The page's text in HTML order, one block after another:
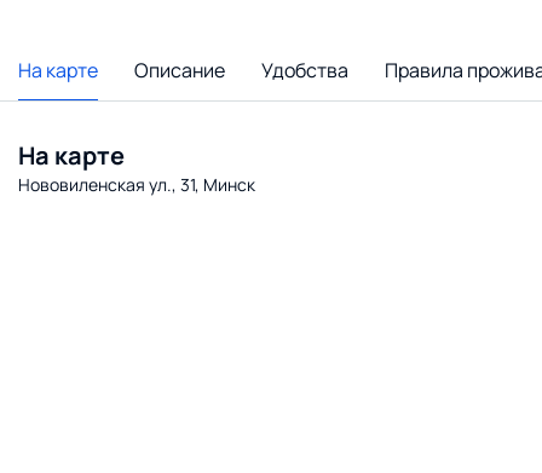
На карте Описание Удобства Правила
На карте
Нововиленская ул., 31, Минск